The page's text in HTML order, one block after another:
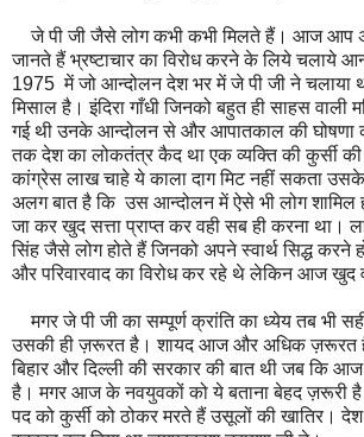
जे पी जी जैसे लोग कभी कभी मिलते हैं। आज आप
जानते हैं भ्रष्टाचार का विरोध करने के लिये चलाये
1975 में जो आन्दोलन देश भर में जे पी जी ने चलाया
मिसाल है। इंदिरा गाँधी जिनको बहुत ही साहस वाली
गई थी उनके आन्दोलन से और आपातकाल की घोषणा
तक देश का लोकतंत्र कैद था एक व्यक्ति की कुर्सी
कांग्रेस लाख चाहे ये काला दाग मिट नहीं सकता
अलग बात है कि उस आन्दोलन में ऐसे भी लोग
जा कर खुद सत्ता प्राप्त कर वही सब ही करना था।
सिंह जैसे लोग होते हैं जिनको अपने स्वार्थ सिद्ध करने
और परिवारवाद का विरोध कर रहे थे लेकिन आज खुद
मगर जे पी जी का सम्पूर्ण क्रांति का ध्येय तब भी
उसकी ही ज़रूरत है। शायद आज और अधिक ज़रूरत
बिहार और दिल्ली की सरकार की बात थी जब कि
है। मगर आज के नवयुवकों को ये बताना बेहद ज़रूरी है
पद को कुर्सी को ठोकर मरते हैं उसूलों की खातिर।